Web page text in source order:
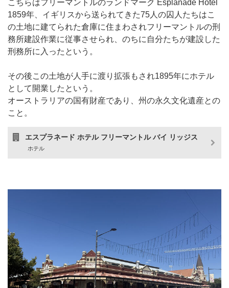
こちらはフリーマントルのランドマーク Esplanade Hotel
1859年、イギリスから送られてきた75人の囚人たちはこ
の土地に建てられた倉庫に住まわされフリーマントルの刑
務所建設作業に従事させられ、のちに自分たちが建設した
刑務所に入ったという。
その後この土地が人手に渡り拡張もされ1895年にホテル
として開業したという。
オーストラリアの国有財産であり、州の永久文化遺産との
こと。
エスプラネード ホテル フリーマントル バイ リッジス
ホテル